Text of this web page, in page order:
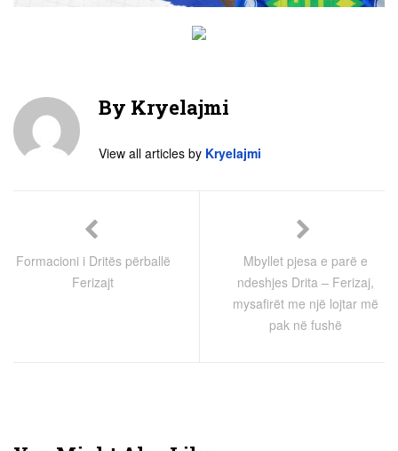
By Kryelajmi
View all articles by Kryelajmi
Formacioni i Dritës përballë
Ferizajt
Mbyllet pjesa e parë e
ndeshjes Drita – Ferizaj,
mysafirët me një lojtar më
pak në fushë